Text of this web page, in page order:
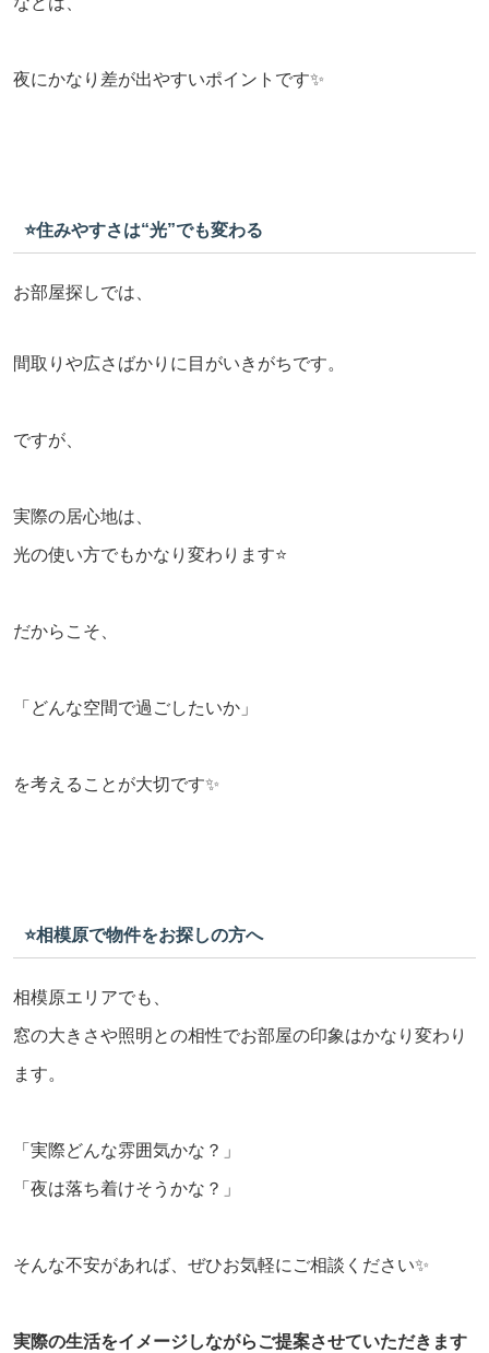
夜にかなり差が出やすいポイントです✨
⭐️住みやすさは“光”でも変わる
お部屋探しでは、
間取りや広さばかりに目がいきがちです。
ですが、
実際の居心地は、
光の使い方でもかなり変わります⭐️
だからこそ、
「どんな空間で過ごしたいか」
を考えることが大切です✨
⭐️相模原で物件をお探しの方へ
相模原エリアでも、
窓の大きさや照明との相性でお部屋の印象はかなり変わり
ます。
「実際どんな雰囲気かな？」
「夜は落ち着けそうかな？」
そんな不安があれば、ぜひお気軽にご相談ください✨
実際の生活をイメージしながらご提案させていただきます